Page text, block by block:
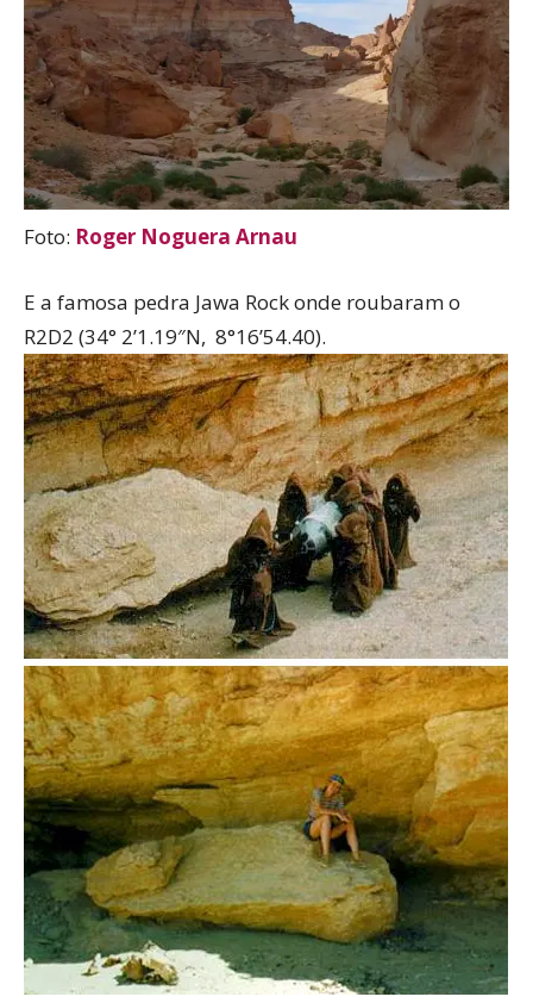
Foto: Roger Noguera Arnau
E a famosa pedra Jawa Rock onde roubaram o
R2D2 (34° 2’1.19″N, 8°16’54.40).